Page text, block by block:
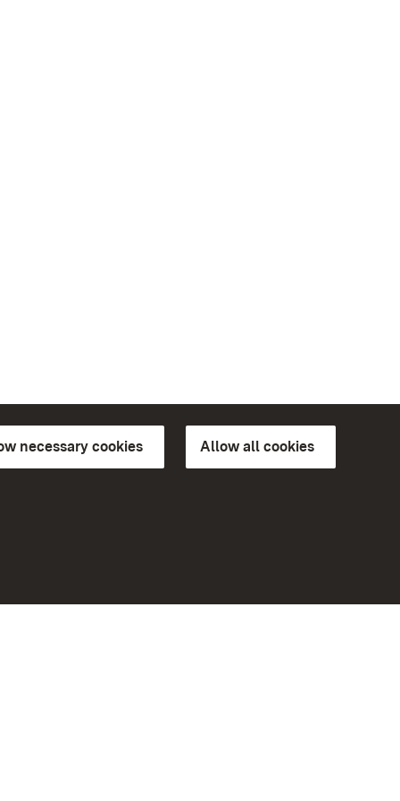
necessary cookies Allow all cookies